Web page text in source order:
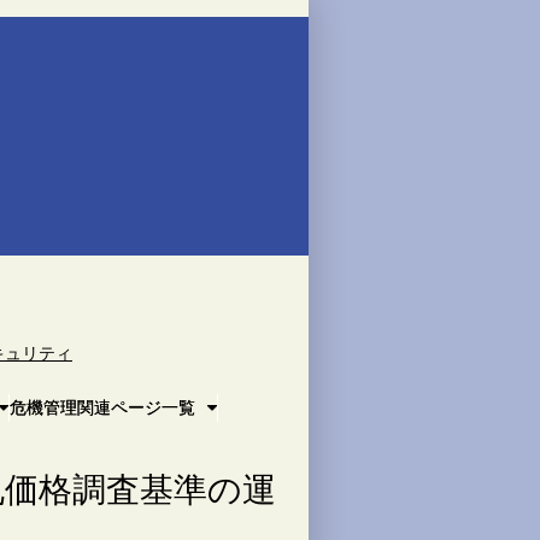
リティ
危機管理関連ページ一覧
格調査基準の運